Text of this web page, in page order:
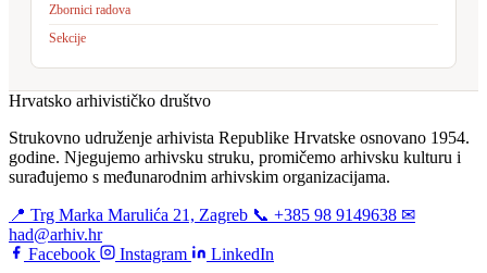
Zbornici radova
Sekcije
Hrvatsko arhivističko društvo
Strukovno udruženje arhivista Republike Hrvatske osnovano 1954.
godine. Njegujemo arhivsku struku, promičemo arhivsku kulturu i
surađujemo s međunarodnim arhivskim organizacijama.
📍 Trg Marka Marulića 21, Zagreb 📞 +385 98 9149638 ✉
had@arhiv.hr
Facebook
Instagram LinkedIn